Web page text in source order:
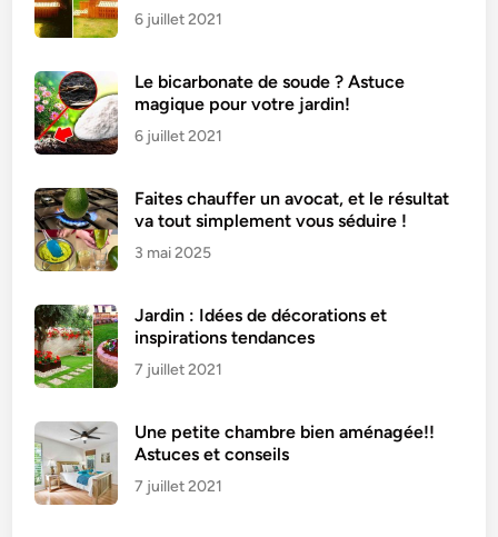
6 juillet 2021
Le bicarbonate de soude ? Astuce
magique pour votre jardin!
6 juillet 2021
Faites chauffer un avocat, et le résultat
va tout simplement vous séduire !
3 mai 2025
Jardin : Idées de décorations et
inspirations tendances
7 juillet 2021
Une petite chambre bien aménagée!!
Astuces et conseils
7 juillet 2021